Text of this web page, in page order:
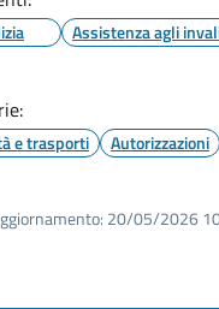
Assistenza agli
e trasporti Autorizzazioni
20/05/2026